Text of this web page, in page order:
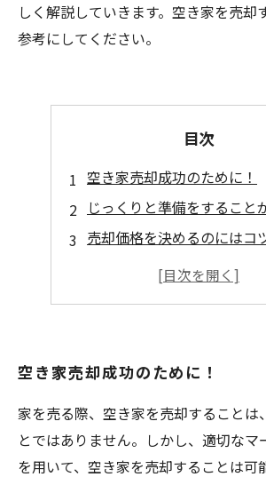
しく解説していきます。空き家を売却
参考にしてください。
目次
空き家売却成功のために！
じっくりと準備をすること
売却価格を決めるのにはコ
空き家を活用する新たな方
空き家売却成功のために！
家を売る際、空き家を売却することは
とではありません。しかし、適切なマ
を用いて、空き家を売却することは可